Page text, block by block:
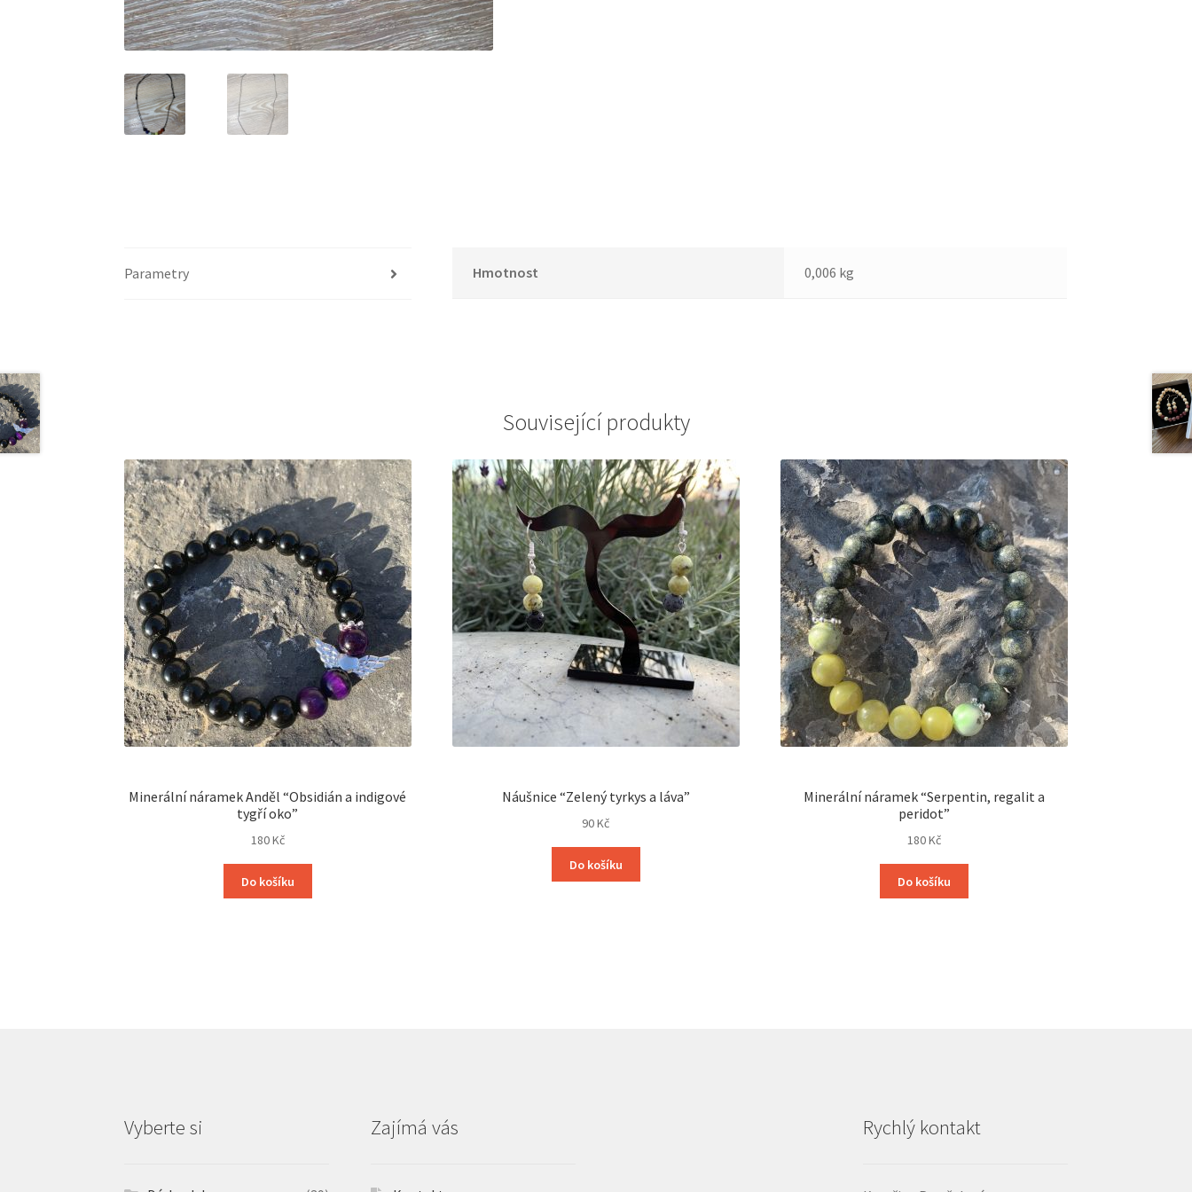
Parametry Hmotnost 0,006 kg
Související produkty
Minerální náramek Anděl “Obsidián a indigové
tygří oko”
180Kč
Do košíku
Náušnice “Zelený tyrkys a láva”
90Kč
Do košíku
Minerální náramek “Serpentin, regalit a
peridot”
180Kč
Do košíku
Vyberte si Zajímá vás Rychlý kontakt